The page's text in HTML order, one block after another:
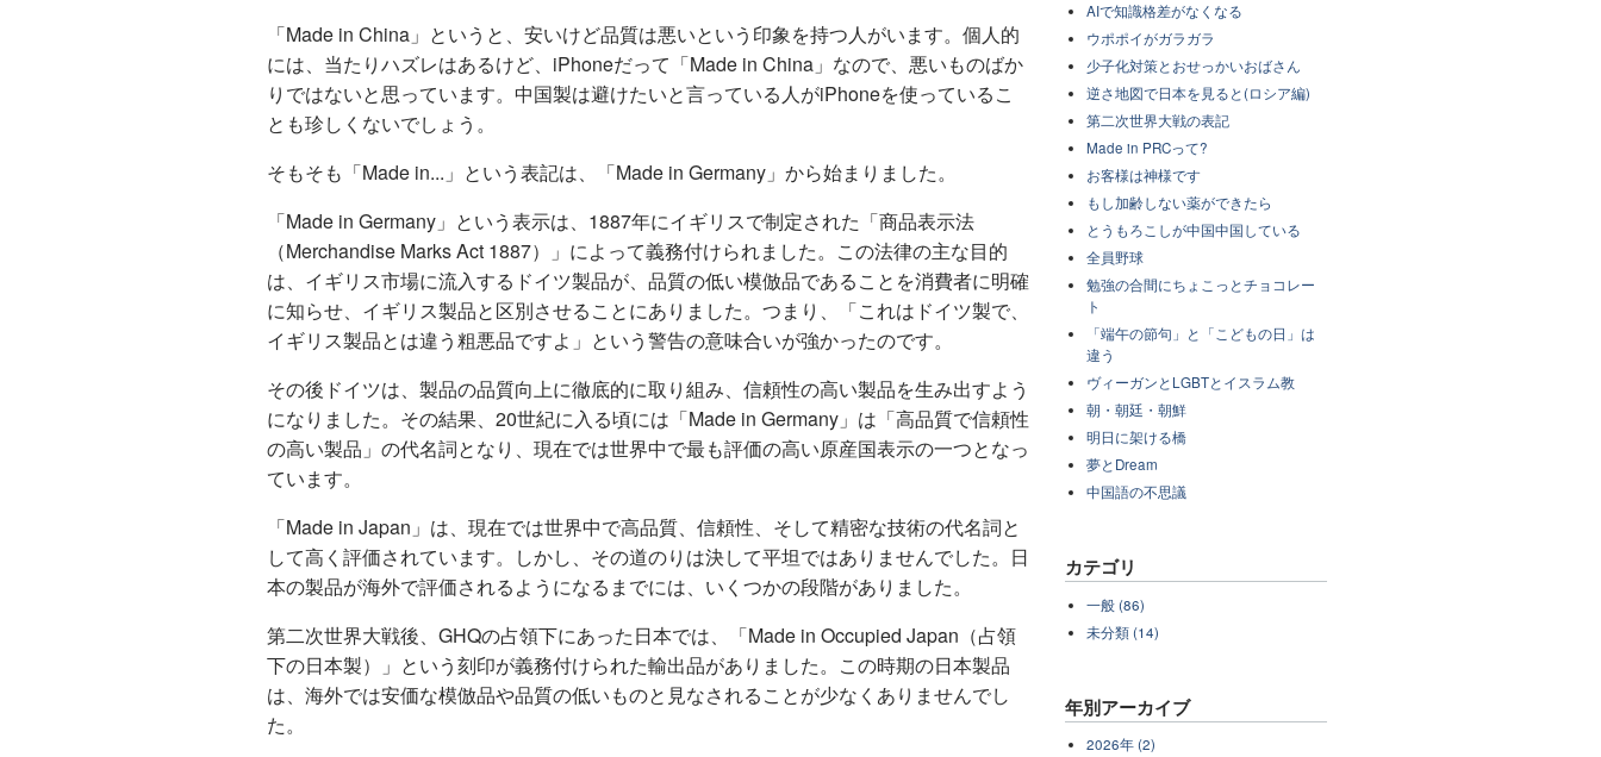
「Made in China」というと、安いけど品質は悪いという印象を持つ人がいます。個人的
には、当たりハズレはあるけど、iPhoneだって「Made in China」なので、悪いものばか
りではないと思っています。中国製は避けたいと言っている人がiPhoneを使っているこ
とも珍しくないでしょう。
そもそも「Made in...」という表記は、「Made in Germany」から始まりました。
「Made in Germany」という表示は、1887年にイギリスで制定された「商品表示法
（Merchandise Marks Act 1887）」によって義務付けられました。この法律の主な目的
は、イギリス市場に流入するドイツ製品が、品質の低い模倣品であることを消費者に明確
に知らせ、イギリス製品と区別させることにありました。つまり、「これはドイツ製で、
イギリス製品とは違う粗悪品ですよ」という警告の意味合いが強かったのです。
その後ドイツは、製品の品質向上に徹底的に取り組み、信頼性の高い製品を生み出すよう
になりました。その結果、20世紀に入る頃には「Made in Germany」は「高品質で信頼性
の高い製品」の代名詞となり、現在では世界中で最も評価の高い原産国表示の一つとなっ
ています。
「Made in Japan」は、現在では世界中で高品質、信頼性、そして精密な技術の代名詞と
して高く評価されています。しかし、その道のりは決して平坦ではありませんでした。日
本の製品が海外で評価されるようになるまでには、いくつかの段階がありました。
第二次世界大戦後、GHQの占領下にあった日本では、「Made in Occupied Japan（占領
下の日本製）」という刻印が義務付けられた輸出品がありました。この時期の日本製品
は、海外では安価な模倣品や品質の低いものと見なされることが少なくありませんでし
た。
AIで知識格差がなくなる
ウポポイがガラガラ
少子化対策とおせっかいおばさん
逆さ地図で日本を見ると(ロシア編)
第二次世界大戦の表記
Made in PRCって?
お客様は神様です
もし加齢しない薬ができたら
とうもろこしが中国中国している
全員野球
勉強の合間にちょこっとチョコレー
ト
「端午の節句」と「こどもの日」は
違う
ヴィーガンとLGBTとイスラム教
朝・朝廷・朝鮮
明日に架ける橋
夢とDream
中国語の不思議
カテゴリ
一般 (86)
未分類 (14)
年別アーカイブ
2026年 (2)